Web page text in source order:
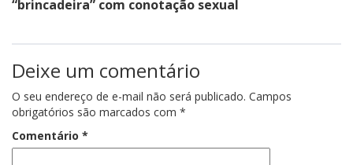
“brincadeira” com conotação sexual
Deixe um comentário
O seu endereço de e-mail não será publicado. Campos
obrigatórios são marcados com *
Comentário *